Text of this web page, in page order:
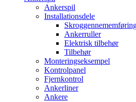
Ankerspil
Installationsdele
Ankerruller
Elektrisk tilbehør
Tilbehør
Monteringseksempel
Kontrolpanel
Fjernkontrol
Ankerliner
Ankere